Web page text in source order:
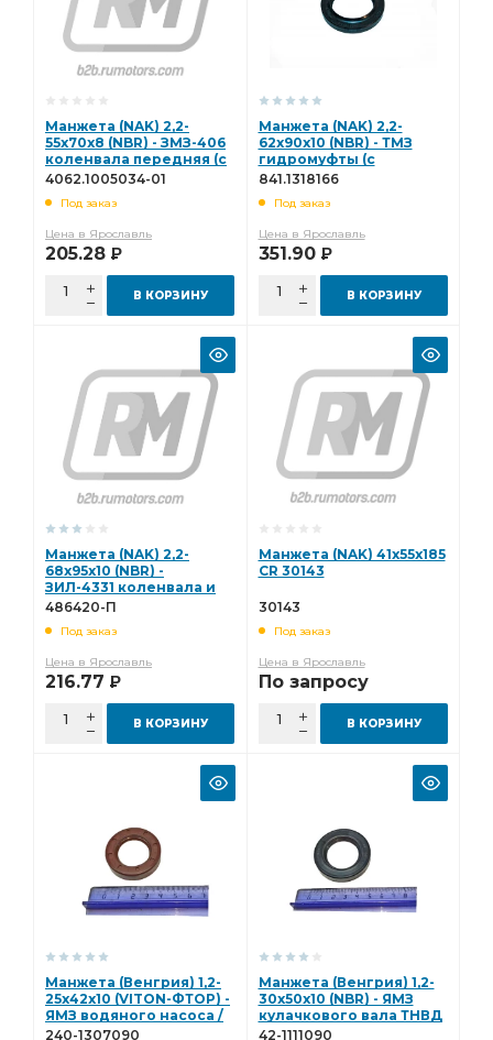
Манжета (NAK) 2,2-
55х70х8 (NBR) - ЗМЗ-406
коленвала передняя (с
пыльником)
4062.1005034-01
Под заказ
Цена в Ярославль
205.28 Р
В КОРЗИНУ
Манжета (NAK) 2,2-
62х90х10 (NBR) - ТМЗ
гидромуфты (с
пыльником) 841.1318166
841.1318166
Под заказ
Цена в Ярославль
351.90 Р
В КОРЗИНУ
Манжета (NAK) 2,2-
68х95х10 (NBR) -
ЗИЛ-4331 коленвала и
ведущей шестерни
пыльником) 486420-П
486420-П
Под заказ
Цена в Ярославль
216.77 Р
В КОРЗИНУ
Манжета (NAK) 41х55х185
CR 30143
30143
Под заказ
Цена в Ярославль
По запросу
В КОРЗИНУ
Манжета (Венгрия) 1,2-
25х42х10 (VITON-ФТОР) -
ЯМЗ водяного насоса /
вала КПП (без
240-1307090
Манжета (Венгрия) 1,2-
30х50х10 (NBR) - ЯМЗ
кулачкового вала ТНВД
(без пыльника) 42-
42-1111090